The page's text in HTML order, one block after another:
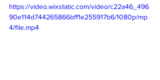
https://video.wixstatic.com/video/c22a46_496
90e114d744265866bff1e255917b6/1080p/mp
4/file.mp4